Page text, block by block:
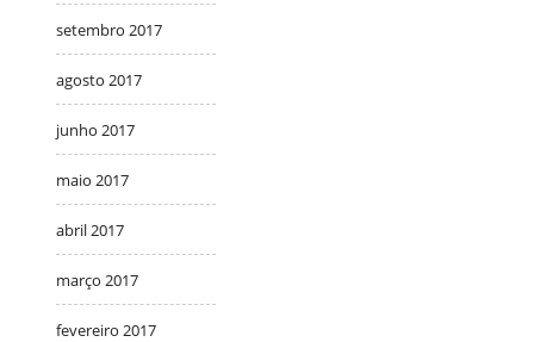
setembro 2017
agosto 2017
junho 2017
maio 2017
abril 2017
março 2017
fevereiro 2017